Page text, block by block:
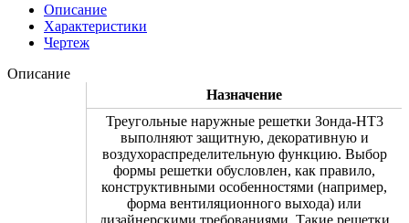
Описание
Характеристики
Чертеж
Описание
Назначение
Треугольные наружные решетки Зонда-НТ3
выполняют защитную, декоративную и
воздухораспределительную функцию. Выбор
формы решетки обусловлен, как правило,
конструктивными особенностями (например,
форма вентиляционного выхода) или
дизайнерскими требованиями. Такие решетки